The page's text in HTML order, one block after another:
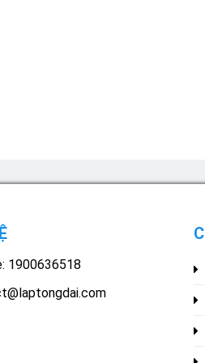
1900636518